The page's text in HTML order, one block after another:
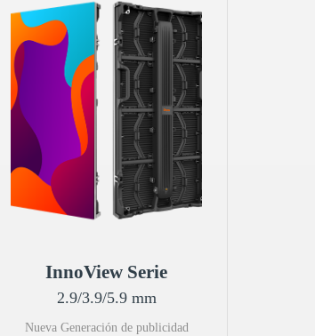
InnoView Serie
2.9/3.9/5.9 mm
Nueva Generación de publicidad